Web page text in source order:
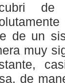
de un
muy
de